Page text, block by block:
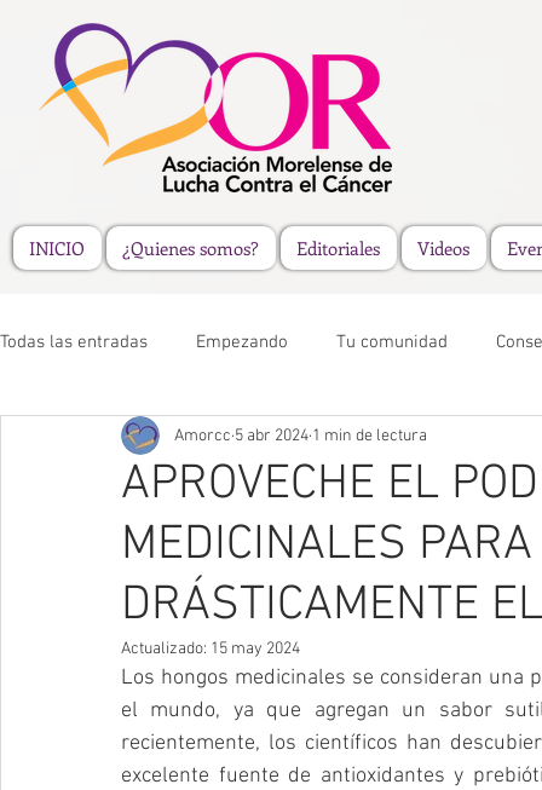
INICIO ¿Quienes somos? Editoriales Videos
Todas las entradas Empezando Tu comunidad
APROVECHE EL
MEDICINALES
DRÁSTICAMENTE
Amorcc 5 abr 2024 1 min de lectura
Actualizado: 15 may 2024
Los hongos medicinales se consideran
el mundo, ya que agregan un sabor
recientemente, los científicos han
excelente fuente de antioxidantes y